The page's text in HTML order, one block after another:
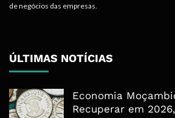
de negócios das empresas.
ÚLTIMAS NOTÍCIAS
Economia
Recuperar em